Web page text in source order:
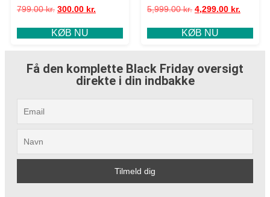
799.00kr. 300.00 kr.
KØB NU
5,999.00kr. 4,299.00 kr.
KØB NU
Få den komplette Black Friday oversigt
direkte i din indbakke